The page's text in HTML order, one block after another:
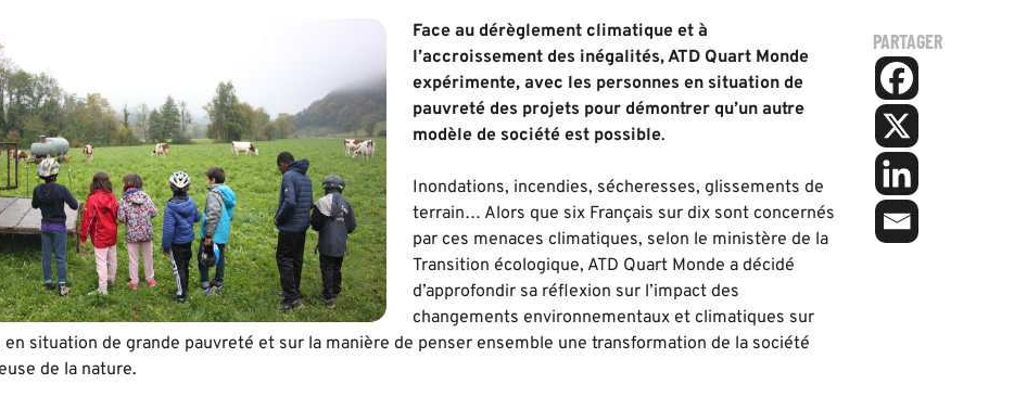
Face au dérèglement climatique et à
l’accroissement des inégalités, ATD Quart Monde
expérimente, avec les personnes en situation de
pauvreté des projets pour démontrer qu’un autre
modèle de société est possible.
Inondations, incendies, sécheresses, glissements de
terrain… Alors que six Français sur dix sont concernés
par ces menaces climatiques, selon le ministère de la
Transition écologique, ATD Quart Monde a décidé
d’approfondir sa réflexion sur l’impact des
changements environnementaux et climatiques sur
en situation de grande pauvreté et sur la manière de penser ensemble une transformation de la société
de la nature.
PARTAGER